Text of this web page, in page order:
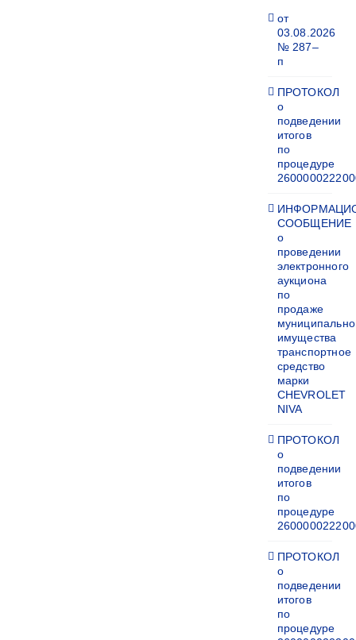
от
03.08.2026
№ 287–
п
ПРОТОКОЛ
о
подведении
итогов
по
процедуре
СООБЩЕНИЕ
о
проведении
электронного
аукциона
по
продаже
имущества
транспортное
средство
марки
CHEVROLET
NIVA
ПРОТОКОЛ
о
подведении
итогов
по
процедуре
ПРОТОКОЛ
о
подведении
итогов
по
процедуре